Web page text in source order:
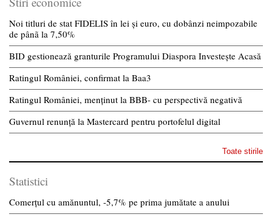
Noi titluri de stat FIDELIS în lei și euro, cu dobânzi neimpozabile
de pânã la 7,50%
BID gestionează granturile Programului Diaspora Investește Acasă
Ratingul României, confirmat la Baa3
Ratingul României, menținut la BBB- cu perspectivă negativă
Guvernul renunță la Mastercard pentru portofelul digital
Toate stirile
Statistici
Comerțul cu amănuntul, -5,7% pe prima jumătate a anului